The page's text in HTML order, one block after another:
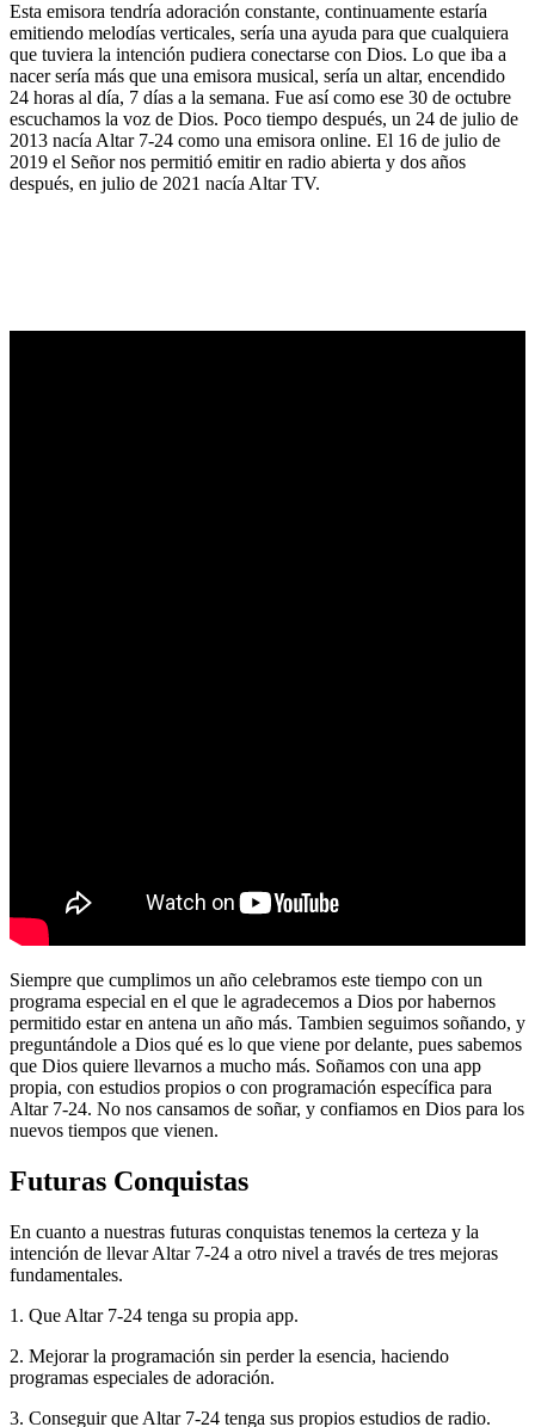
Esta emisora tendría adoración constante, continuamente estaría
emitiendo melodías verticales, sería una ayuda para que cualquiera
que tuviera la intención pudiera conectarse con Dios. Lo que iba a
nacer sería más que una emisora musical, sería un altar, encendido
24 horas al día, 7 días a la semana. Fue así como ese 30 de octubre
escuchamos la voz de Dios. Poco tiempo después, un 24 de julio de
2013 nacía Altar 7-24 como una emisora online. El 16 de julio de
2019 el Señor nos permitió emitir en radio abierta y dos años
después, en julio de 2021 nacía Altar TV.
Siempre que cumplimos un año celebramos este tiempo con un
programa especial en el que le agradecemos a Dios por habernos
permitido estar en antena un año más. Tambien seguimos soñando, y
preguntándole a Dios qué es lo que viene por delante, pues sabemos
que Dios quiere llevarnos a mucho más. Soñamos con una app
propia, con estudios propios o con programación específica para
Altar 7-24. No nos cansamos de soñar, y confiamos en Dios para los
nuevos tiempos que vienen.
Futuras Conquistas
En cuanto a nuestras futuras conquistas tenemos la certeza y la
intención de llevar Altar 7-24 a otro nivel a través de tres mejoras
fundamentales.
1. Que Altar 7-24 tenga su propia app.
2. Mejorar la programación sin perder la esencia, haciendo
programas especiales de adoración.
3. Conseguir que Altar 7-24 tenga sus propios estudios de radio.